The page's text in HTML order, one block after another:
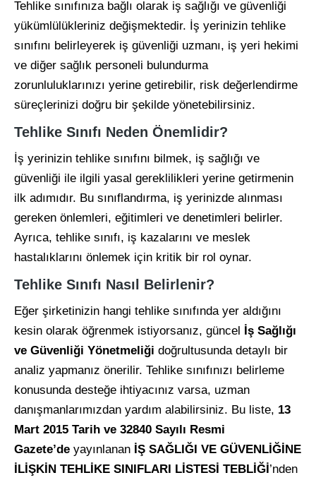
Tehlike sınıfınıza bağlı olarak iş sağlığı ve güvenliği
yükümlülükleriniz değişmektedir. İş yerinizin tehlike
sınıfını belirleyerek iş güvenliği uzmanı, iş yeri hekimi
ve diğer sağlık personeli bulundurma
zorunluluklarınızı yerine getirebilir, risk değerlendirme
süreçlerinizi doğru bir şekilde yönetebilirsiniz.
Tehlike Sınıfı Neden Önemlidir?
İş yerinizin tehlike sınıfını bilmek, iş sağlığı ve
güvenliği ile ilgili yasal gereklilikleri yerine getirmenin
ilk adımıdır. Bu sınıflandırma, iş yerinizde alınması
gereken önlemleri, eğitimleri ve denetimleri belirler.
Ayrıca, tehlike sınıfı, iş kazalarını ve meslek
hastalıklarını önlemek için kritik bir rol oynar.
Tehlike Sınıfı Nasıl Belirlenir?
Eğer şirketinizin hangi tehlike sınıfında yer aldığını
kesin olarak öğrenmek istiyorsanız, güncel İş Sağlığı
ve Güvenliği Yönetmeliği doğrultusunda detaylı bir
analiz yapmanız önerilir. Tehlike sınıfınızı belirleme
konusunda desteğe ihtiyacınız varsa, uzman
danışmanlarımızdan yardım alabilirsiniz. Bu liste, 13
Mart 2015 Tarih ve 32840 Sayılı Resmi
Gazete’de yayınlanan İŞ SAĞLIĞI VE GÜVENLİĞİNE
İLİŞKİN TEHLİKE SINIFLARI LİSTESİ TEBLİĞİ’nden